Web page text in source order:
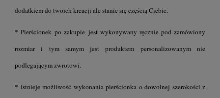
dodatkiem do twoich kreacji ale stanie się częścią Ciebie.
* Pierścionek po zakupie jest wykonywany ręcznie pod zamówiony
rozmiar i tym samym jest produktem personalizowanym nie
podlegającym zwrotowi.
* Istnieje możliwość wykonania pierścionka o dowolnej szerokości z